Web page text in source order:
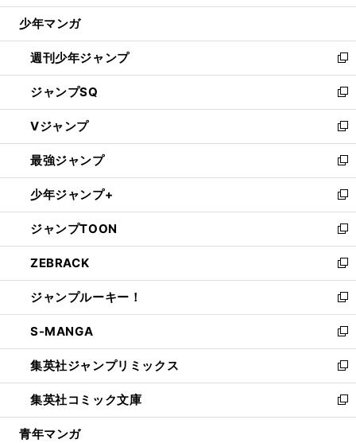
ウ
開
く
少年マンガ
週刊少年ジャンプ
新
し
い
ウ
ィ
ン
ド
ウ
で
開
く
ジャンプSQ
新
し
い
ウ
ィ
ン
ド
ウ
で
開
く
Vジャンプ
新
し
い
ウ
ィ
ン
ド
ウ
で
開
く
最強ジャンプ
新
し
い
ウ
ィ
ン
ド
ウ
で
開
く
少年ジャンプ+
新
し
い
ウ
ィ
ン
ド
ウ
で
開
く
ジャンプTOON
新
し
い
ウ
ィ
ン
ド
ウ
で
開
く
ZEBRACK
新
し
い
ウ
ィ
ン
ド
ウ
で
開
ジャンプルーキー！
新
し
い
ウ
ィ
ン
ド
ウ
S-MANGA
新
し
い
ウ
ィ
ン
集英社ジャンプリミックス
新
し
い
ウ
集英社コミック文庫
新
し
青年マンガ